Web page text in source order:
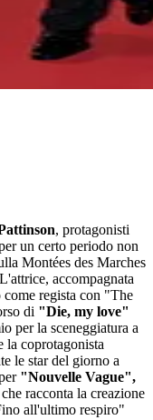
, protagonisti
un certo periodo non
Montées des Marches
accompagnata
regista con "The
di "Die, my love"
per la sceneggiatura a
coprotagonista
le star del giorno a
"Nouvelle Vague",
che racconta la creazione
all'ultimo respiro"